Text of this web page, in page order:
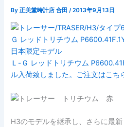
By正美堂時計店 合田/2013年9月13日
Ｌ-Ｇ レッドトリチウム
ル入荷致しました。ご注文はこち
H3のモデルを継承し、さらに最